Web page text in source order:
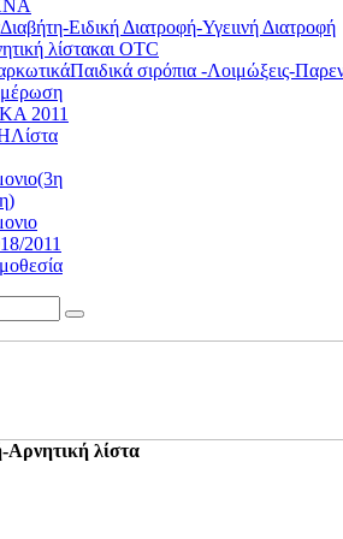
Διαβήτη-Ειδική Διατροφή-Υγειινή Διατροφή
λίστακαι OTC
Παιδικά σιρόπια -Λοιμώξεις-
2011
Λίστα
(3η
2011
Αρνητική λίστα